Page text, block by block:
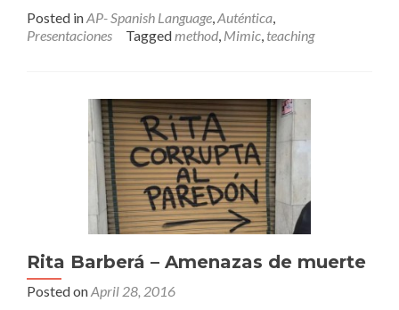
about
Mimic
Spanish
Posted inAP- Spanish Language,Auténtica,
Presentaciones
Taggedmethod, Mimic, teaching
Rita Barberá – Amenazas de muerte
Posted onApril 28, 2016